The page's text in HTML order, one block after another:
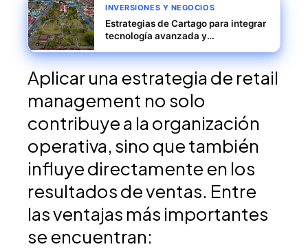
INVERSIONES Y NEGOCIOS
Estrategias de Cartago para integrar
tecnología avanzada y
Aplicar una estrategia de retail
management no solo
contribuye a la organización
operativa, sino que también
influye directamente en los
resultados de ventas. Entre
las ventajas más importantes
se encuentran: